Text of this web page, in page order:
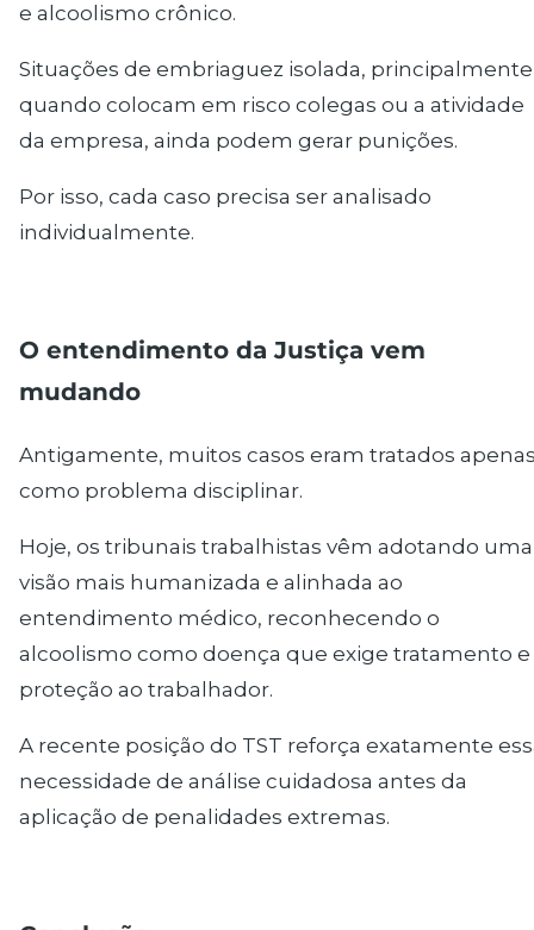
e alcoolismo crônico.
Situações de embriaguez isolada, principalmente
quando colocam em risco colegas ou a atividade
da empresa, ainda podem gerar punições.
Por isso, cada caso precisa ser analisado
individualmente.
O entendimento da Justiça vem
mudando
Antigamente, muitos casos eram tratados
como problema disciplinar.
Hoje, os tribunais trabalhistas vêm adotando uma
visão mais humanizada e alinhada ao
entendimento médico, reconhecendo o
alcoolismo como doença que exige tratamento e
proteção ao trabalhador.
A recente posição do TST reforça exatamente
necessidade de análise cuidadosa antes da
aplicação de penalidades extremas.